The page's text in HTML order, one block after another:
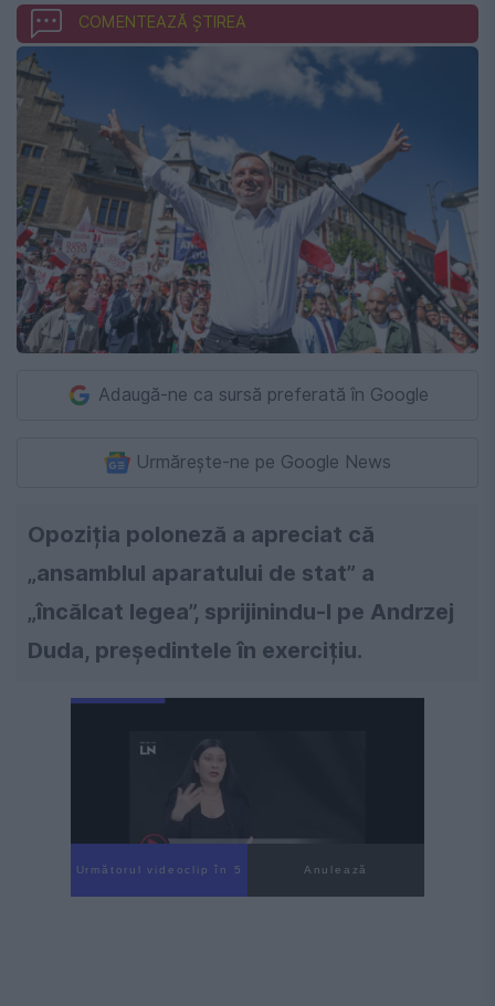
COMENTEAZĂ ȘTIREA
Adaugă-ne ca sursă preferată în Google
Urmărește-ne pe Google News
Opoziția poloneză a apreciat că
„ansamblul aparatului de stat” a
„încălcat legea”, sprijinindu-l pe Andrzej
Duda, președintele în exercițiu.
Următorul videoclip în 4 Anulează